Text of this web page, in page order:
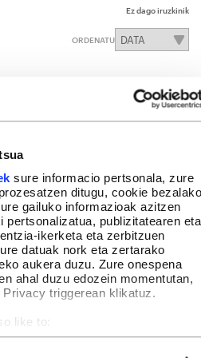
sure informacio pertsonala, zure
ditugu, cookie bezalako
gailuko informazioak azitzen
pertsonalizatua, publizitatearen eta
ikerketa eta zerbitzuen
datuak nork eta zertarako
aukera duzu. Zure onespena
ahal duzu edozein momentutan,
triggerean klikatuz.
like to:
your geographical location
Ez dago iruzkinik
ORDENATU